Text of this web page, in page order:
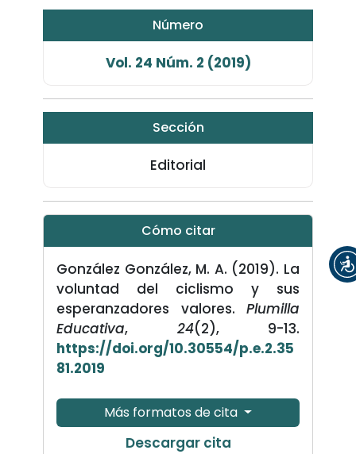
Número
Vol. 24 Núm. 2 (2019)
Sección
Editorial
Cómo citar
González González, M. A. (2019). La
voluntad del ciclismo y sus
esperanzadores valores. Plumilla
Educativa, 24(2), 9-13.
https://doi.org/10.30554/p.e.2.35
81.2019
Más formatos de cita
Descargar cita